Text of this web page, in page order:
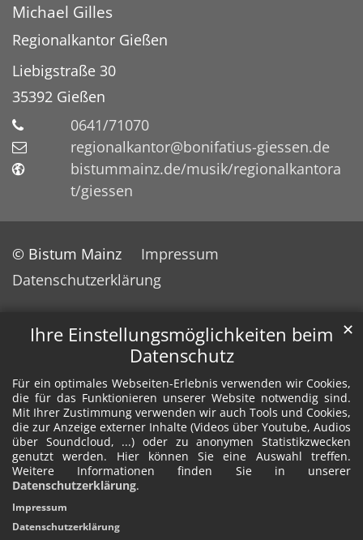
Ihre Einstellungsmöglichkeiten beim
Datenschutz
Für ein optimales Webseiten-Erlebnis verwenden wir Cookies,
die für das Funktionieren unserer Website notwendig sind.
Mit Ihrer Zustimmung verwenden wir auch Tools und Cookies,
die zur Anzeige externer Inhalte (Videos über Youtube, Audios
über Soundcloud, ...) oder zu anonymen Statistikzwecken
genutzt werden. Hier können Sie eine Auswahl treffen.
Weitere Informationen finden Sie in unserer
Datenschutzerklärung.
✕
Impressum
Datenschutzerklärung
Michael Gilles
Regionalkantor Gießen
Liebigstraße 30
35392 Gießen
0641/71070
regionalkantor@bonifatius-giessen.de
bistummainz.de/musik/regionalkantora
t/giessen
© Bistum Mainz
Impressum
Datenschutzerklärung